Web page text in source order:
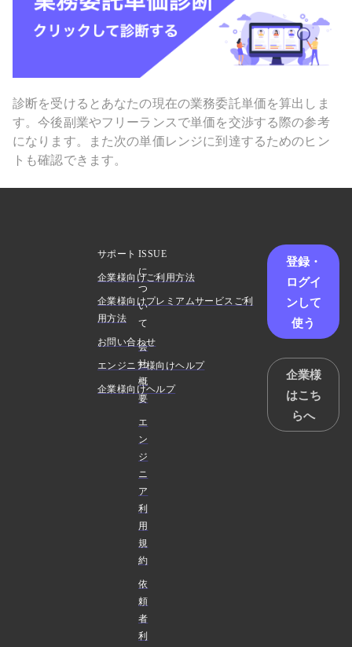
診断を受けるとあなたの現在の業務委託単価を算出しま
す。今後副業やフリーランスで単価を交渉する際の参考
になります。また次の単価レンジに到達するためのヒン
トも確認できます。
ISSUE
に
つ
い
て
会
社
概
要
エ
ン
ジ
ニ
ア
利
用
規
約
依
頼
者
利
サポート
企業様向けご利用方法
企業様向けプレミアムサービスご利
用方法
お問い合わせ
エンジニア様向けヘルプ
企業様向けヘルプ
登録・
ログイ
ンして
使う
企業様
はこち
らへ